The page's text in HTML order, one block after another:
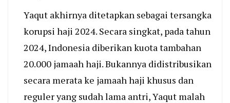
Yaqut akhirnya ditetapkan sebagai tersangka
korupsi haji 2024. Secara singkat, pada tahun
2024, Indonesia diberikan kuota tambahan
20.000 jamaah haji. Bukannya didistribusikan
secara merata ke jamaah haji khusus dan
reguler yang sudah lama antri, Yaqut malah